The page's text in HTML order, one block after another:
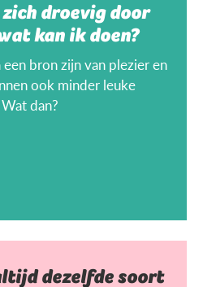
droevig door
kan ik doen?
bron zijn van plezier en
ook minder leuke
dan?
dezelfde soort